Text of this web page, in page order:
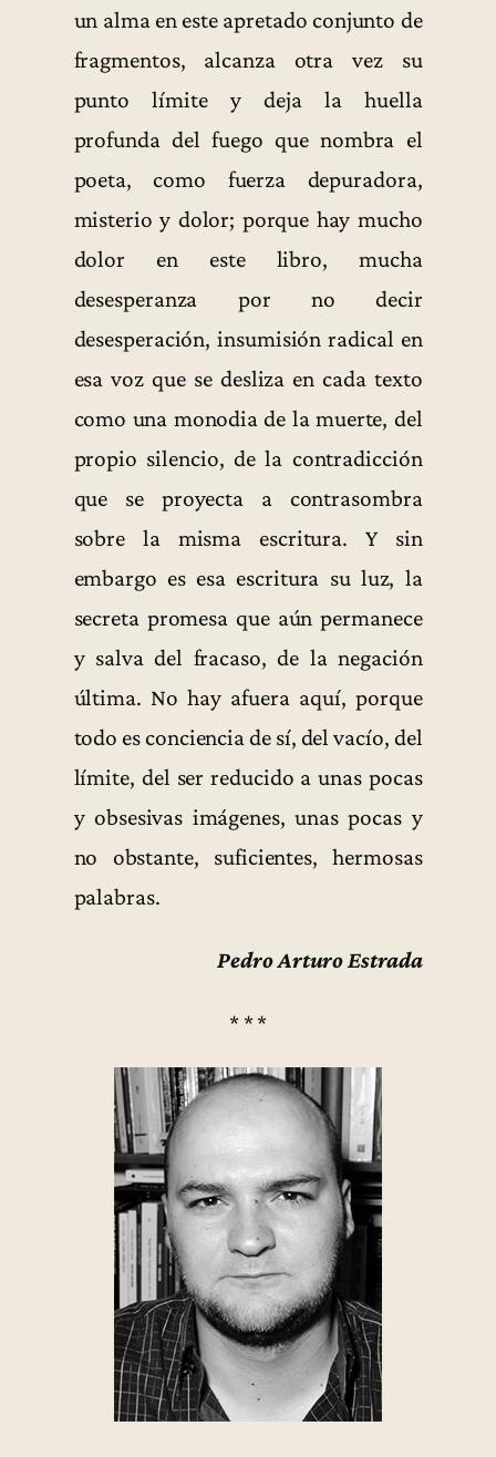
un alma en este apretado conjunto de
fragmentos, alcanza otra vez su
punto límite y deja la huella
profunda del fuego que nombra el
poeta, como fuerza depuradora,
misterio y dolor; porque hay mucho
dolor en este libro, mucha
desesperanza por no decir
desesperación, insumisión radical en
esa voz que se desliza en cada texto
como una monodia de la muerte, del
propio silencio, de la contradicción
que se proyecta a contrasombra
sobre la misma escritura. Y sin
embargo es esa escritura su luz, la
secreta promesa que aún permanece
y salva del fracaso, de la negación
última. No hay afuera aquí, porque
todo es conciencia de sí, del vacío, del
límite, del ser reducido a unas pocas
y obsesivas imágenes, unas pocas y
no obstante, suficientes, hermosas
palabras.
Pedro Arturo Estrada
* * *